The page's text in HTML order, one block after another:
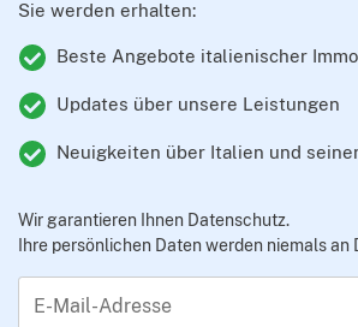
Sie werden erhalten:
Beste Angebote italienischer
Updates über unsere Leistungen
Neuigkeiten über Italien und
Wir garantieren Ihnen Datenschutz.
Ihre persönlichen Daten werden niemals
E-Mail-Adresse